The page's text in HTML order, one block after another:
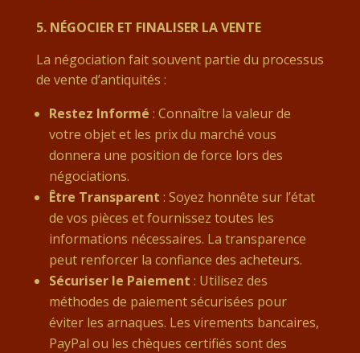
5. NÉGOCIER ET FINALISER LA VENTE
La négociation fait souvent partie du processus
de vente d’antiquités :
Restez Informé : Connaître la valeur de
votre objet et les prix du marché vous
donnera une position de force lors des
négociations.
Être Transparent : Soyez honnête sur l’état
de vos pièces et fournissez toutes les
informations nécessaires. La transparence
peut renforcer la confiance des acheteurs.
Sécuriser le Paiement : Utilisez des
méthodes de paiement sécurisées pour
éviter les arnaques. Les virements bancaires,
PayPal ou les chèques certifiés sont des